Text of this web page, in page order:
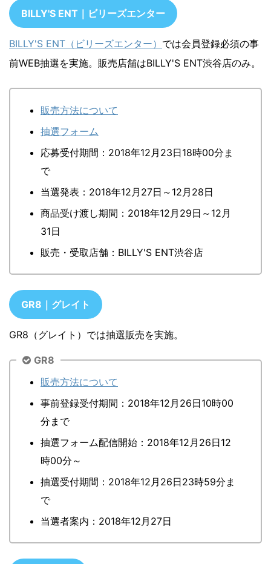
BILLY'S ENT｜ビリーズエンター
BILLY'S ENT（ビリーズエンター） では会員登録必須の事
前WEB抽選を実施。販売店舗はBILLY'S ENT渋谷店のみ。
販売方法について
抽選フォーム
応募受付期間：2018年12月23日18時00分ま
で
当選発表：2018年12月27日～12月28日
商品受け渡し期間：2018年12月29日～12月
31日
販売・受取店舗：BILLY'S ENT渋谷店
GR8｜グレイト
GR8（グレイト）では抽選販売を実施。
GR8
販売方法について
事前登録受付期間：2018年12月26日10時00
分まで
抽選フォーム配信開始：2018年12月26日12
時00分～
抽選受付期間：2018年12月26日23時59分ま
で
当選者案内：2018年12月27日